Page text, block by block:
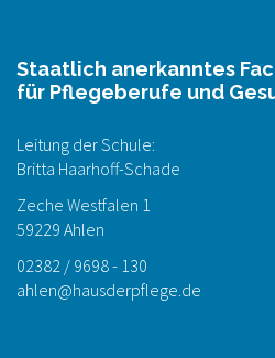
Staatlich anerkanntes
für Pflegeberufe und
Leitung der Schule:
Britta Haarhoff-Schade
Zeche Westfalen 1
59229 Ahlen
02382 / 9698 - 130
ahlen@hausderpflege.de